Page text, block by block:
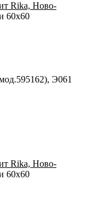
Rika, Ново-
60x60
Э061
Rika, Ново-
60x60